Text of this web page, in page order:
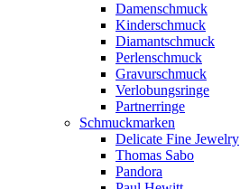
Damenschmuck
Kinderschmuck
Diamantschmuck
Perlenschmuck
Gravurschmuck
Verlobungsringe
Partnerringe
Schmuckmarken
Delicate Fine Jewelry
Thomas Sabo
Pandora